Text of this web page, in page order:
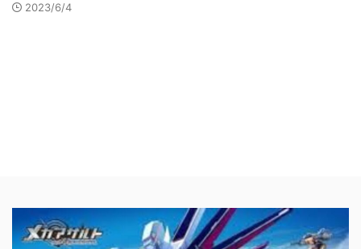
2023/6/4